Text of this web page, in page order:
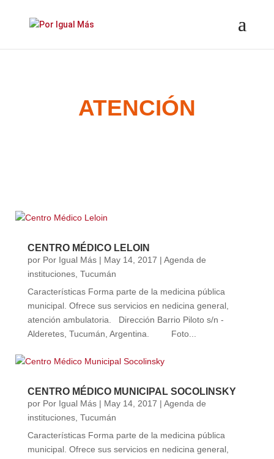
ATENCIÓN
CENTRO MÉDICO LELOIN
por Por Igual Más| May 14, 2017 | Agenda de
instituciones, Tucumán
Características Forma parte de la medicina pública
municipal. Ofrece sus servicios en nedicina general,
atención ambulatoria. Dirección Barrio Piloto s/n -
Alderetes, Tucumán, Argentina. Foto...
CENTRO MÉDICO MUNICIPAL SOCOLINSKY
por Por Igual Más| May 14, 2017 | Agenda de
instituciones, Tucumán
Características Forma parte de la medicina pública
municipal. Ofrece sus servicios en nedicina general,